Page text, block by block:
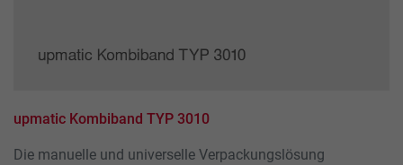
upmatic Kombiband TYP 3010
Die manuelle und universelle Verpackungslösung